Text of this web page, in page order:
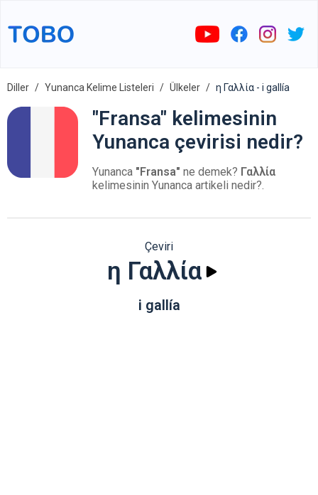
Diller Yunanca Kelime Listeleri Ülkeler η Γαλλία - i gallía
"Fransa" kelimesinin
Yunanca çevirisi nedir?
Yunanca "Fransa" ne demek? Γαλλία
kelimesinin Yunanca artikeli nedir?.
Çeviri
η Γαλλία
i gallía